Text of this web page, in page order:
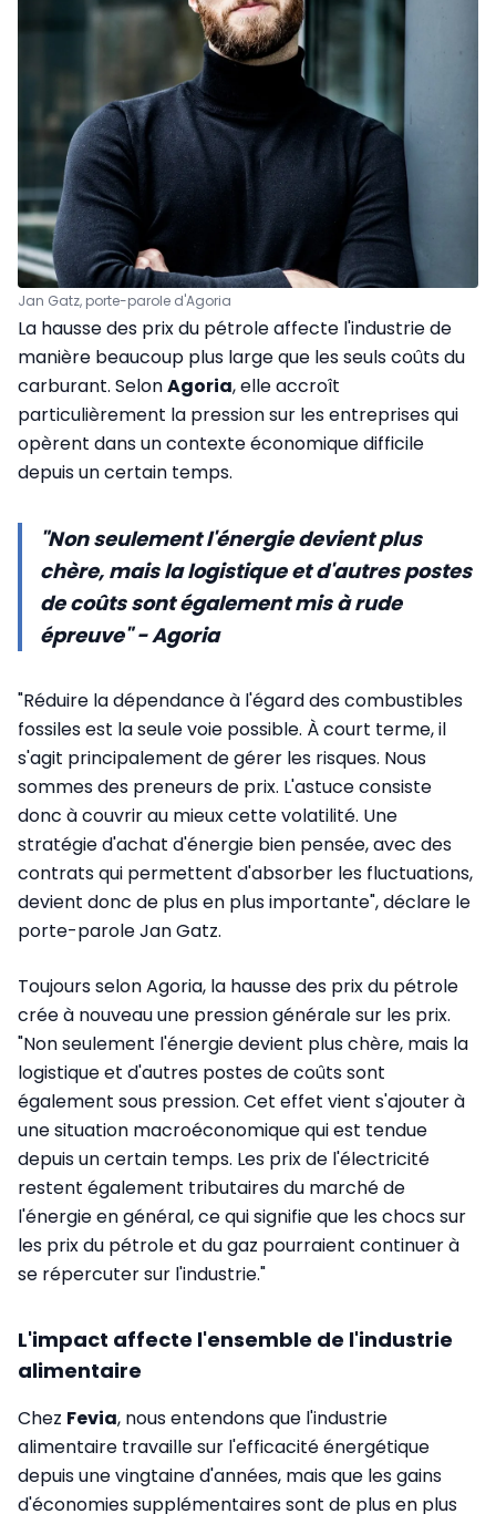
Jan Gatz, porte-parole d'Agoria
La hausse des prix du pétrole affecte l'industrie de
manière beaucoup plus large que les seuls coûts du
carburant. SelonAgoria, elle accroît
particulièrement la pression sur les entreprises qui
opèrent dans un contexte économique difficile
depuis un certain temps.
"Non seulement l'énergie devient plus
chère, mais la logistique et d'autres postes
de coûts sont également mis à rude
épreuve" - Agoria
"Réduire la dépendance à l'égard des combustibles
fossiles est la seule voie possible. À court terme, il
s'agit principalement de gérer les risques. Nous
sommes des preneurs de prix. L'astuce consiste
donc à couvrir au mieux cette volatilité. Une
stratégie d'achat d'énergie bien pensée, avec des
contrats qui permettent d'absorber les fluctuations,
devient donc de plus en plus importante", déclare le
porte-parole Jan Gatz.
Toujours selon Agoria, la hausse des prix du pétrole
crée à nouveau une pression générale sur les prix.
"Non seulement l'énergie devient plus chère, mais la
logistique et d'autres postes de coûts sont
également sous pression. Cet effet vient s'ajouter à
une situation macroéconomique qui est tendue
depuis un certain temps. Les prix de l'électricité
restent également tributaires du marché de
l'énergie en général, ce qui signifie que les chocs sur
les prix du pétrole et du gaz pourraient continuer à
se répercuter sur l'industrie."
L'impact affecte l'ensemble de l'industrie
alimentaire
Chez Fevia, nous entendons que l'industrie
alimentaire travaille sur l'efficacité énergétique
depuis une vingtaine d'années, mais que les gains
d'économies supplémentaires sont de plus en plus